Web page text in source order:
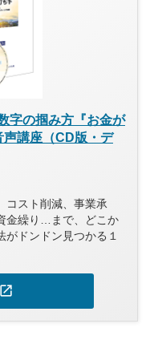
字の掴み方『お金が
講座（CD版・デ
コスト削減、事業承
金繰り…まで、どこか
ドンドン見つかる１
open_in_new